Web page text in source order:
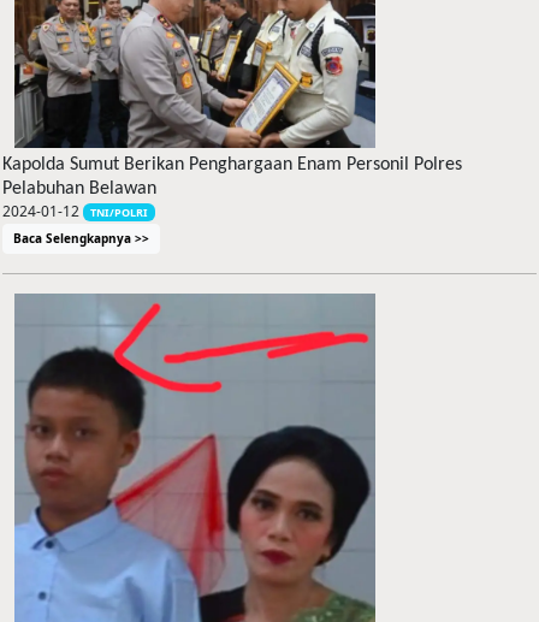
Kapolda Sumut Berikan Penghargaan Enam Personil Polres
Pelabuhan Belawan
2024-01-12 TNI/POLRI
Baca Selengkapnya >>